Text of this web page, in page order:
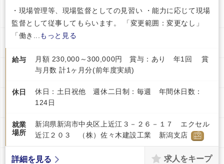
・現場管理等、現場監督としての見習い ・能力に応じて現場
監督として従事してもらいます。 「変更範囲：変更なし」
「働き...もっと見る
給与
月額 230,000～300,000円 賞与：あり 年1回 賞
与月数 計1ヶ月分(前年度実績)
休日
休日：土日祝他 週休二日制：毎週 年間休日数：
124日
就業
場所
新潟県新潟市中央区上近江３－２６－１７ エクセル
近江２０３ （株）佐々木建設工業 新潟支店
詳細を見る 求人をキープ